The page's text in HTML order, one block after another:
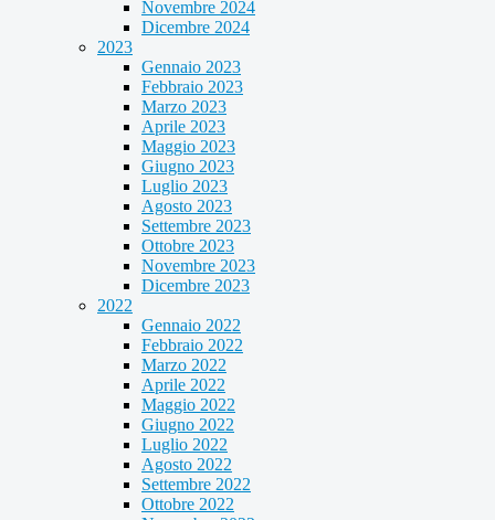
Novembre 2024
Dicembre 2024
2023
Gennaio 2023
Febbraio 2023
Marzo 2023
Aprile 2023
Maggio 2023
Giugno 2023
Luglio 2023
Agosto 2023
Settembre 2023
Ottobre 2023
Novembre 2023
Dicembre 2023
2022
Gennaio 2022
Febbraio 2022
Marzo 2022
Aprile 2022
Maggio 2022
Giugno 2022
Luglio 2022
Agosto 2022
Settembre 2022
Ottobre 2022